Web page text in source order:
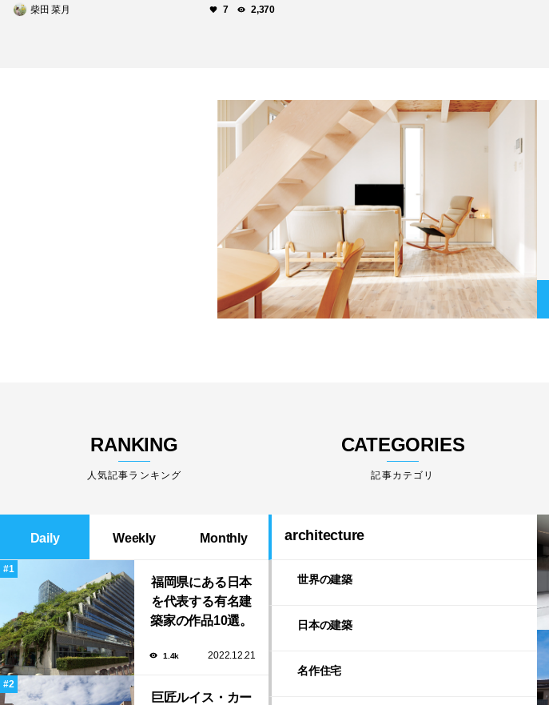
柴田 菜月 7 2,370
RANKING
人気記事ランキング
Daily Weekly Monthly
福岡県にある日本
を代表する有名建
築家の作品10選。
タバから磯崎新に
1.4k 2022.12.21
巨匠ルイス・カー
CATEGORIES
architecture
世界の建築
日本の建築
名作住宅